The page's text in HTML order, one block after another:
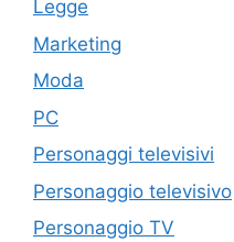
Legge
Marketing
Moda
PC
Personaggi televisivi
Personaggio televisivo
Personaggio TV